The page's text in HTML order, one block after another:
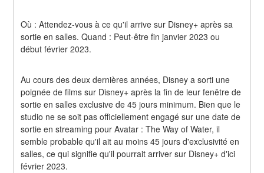
Où : Attendez-vous à ce qu'il arrive sur Disney+ après sa
sortie en salles. Quand : Peut-être fin janvier 2023 ou
début février 2023.
Au cours des deux dernières années, Disney a sorti une
poignée de films sur Disney+ après la fin de leur fenêtre de
sortie en salles exclusive de 45 jours minimum. Bien que le
studio ne se soit pas officiellement engagé sur une date de
sortie en streaming pour Avatar : The Way of Water, il
semble probable qu'il ait au moins 45 jours d'exclusivité en
salles, ce qui signifie qu'il pourrait arriver sur Disney+ d'ici
février 2023.